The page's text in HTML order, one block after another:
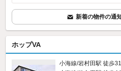
新着の物件の通
ホップVA
小海線/岩村田駅 徒歩